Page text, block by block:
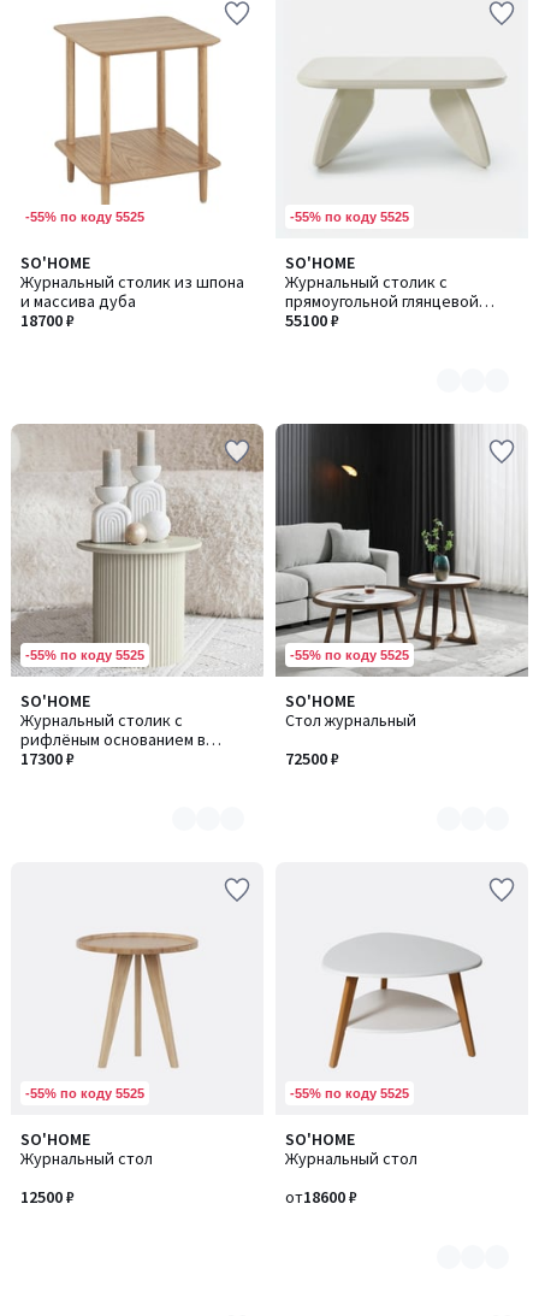
-55% по коду 5525
SO'HOME
Журнальный столик из шпона
и массива дуба
18700 ₽
-55% по коду 5525
SO'HOME
Журнальный столик с
прямоугольной глянцевой
столешницей
55100 ₽
Количество
цветов:
2
-55% по коду 5525
SO'HOME
Журнальный столик с
рифлёным основанием в
пастельном цвете
17300 ₽
Количество
цветов:
5
-55% по коду 5525
SO'HOME
Стол журнальный
72500 ₽
Количество
цветов:
2
-55% по коду 5525
SO'HOME
Журнальный стол
12500 ₽
-55% по коду 5525
SO'HOME
Журнальный стол
от18600 ₽
Количество
цветов: